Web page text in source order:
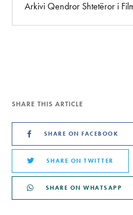
Arkivi Qendror Shtetëror i
SHARE THIS ARTICLE
SHARE ON FACEBOOK
SHARE ON TWITTER
SHARE ON WHATSAPP